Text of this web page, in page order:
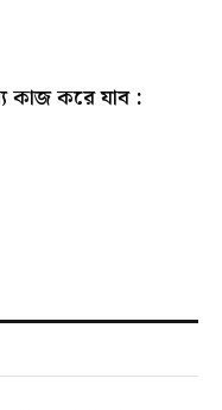
কাজ করে যাব :